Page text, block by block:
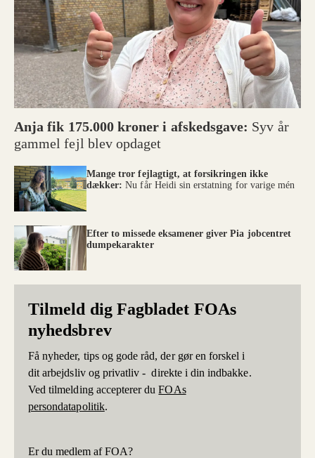
Anja fik 175.000 kroner i afskedsgave: Syv år
gammel fejl blev opdaget
Mange tror fejlagtigt, at forsikringen ikke
dækker:Nu får Heidi sin erstatning for varige mén
Efter to missede eksamener giver Pia jobcentret
dumpekarakter
Tilmeld dig Fagbladet FOAs
nyhedsbrev
Få nyheder, tips og gode råd, der gør en forskel i
dit arbejdsliv og privatliv - direkte i din indbakke.
Ved tilmelding accepterer duFOAs
persondatapolitik.
Er du medlem af FOA?